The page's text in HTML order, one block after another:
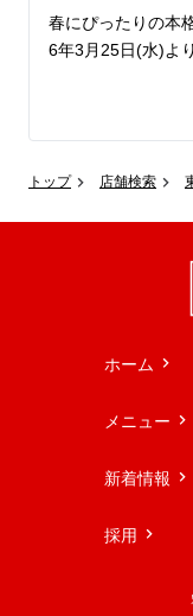
トップ 店舗検索
春にぴったりの本
6年3月25日(水)よ
通常サイズでも
ィ感ある旨塩スー
ちぢれ麺がスープ
ューがコクをプラ
食べ応え抜群の「
ホーム
メニュー
新着情報
採用